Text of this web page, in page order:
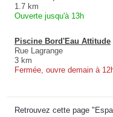
1.7 km
Ouverte jusqu'à 13h
Piscine Bord'Eau Attitude
Rue Lagrange
3 km
Fermée, ouvre demain à
Retrouvez cette page